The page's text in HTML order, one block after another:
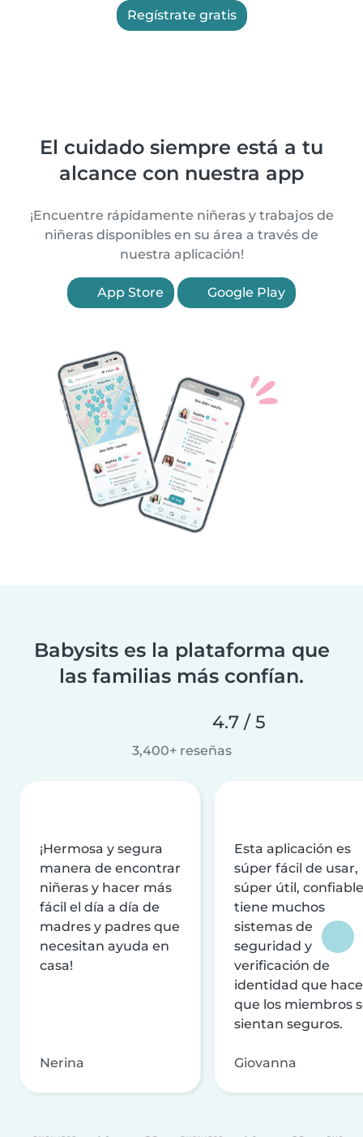
Regístrate gratis
El cuidado siempre está a tu
alcance con nuestra app
¡Encuentre rápidamente niñeras y trabajos de
niñeras disponibles en su área a través de
nuestra aplicación!
App Store Google Play
Babysits es la plataforma que
las familias más confían.
4.7 / 5
3,400+ reseñas
¡Hermosa y segura
manera de encontrar
niñeras y hacer más
fácil el día a día de
madres y padres que
necesitan ayuda en
casa!
Nerina
Esta aplicación es
súper fácil de usar,
súper útil,
tiene muchos
sistemas de
seguridad y
verificación de
identidad que
que los miembros
sientan seguros.
Giovanna